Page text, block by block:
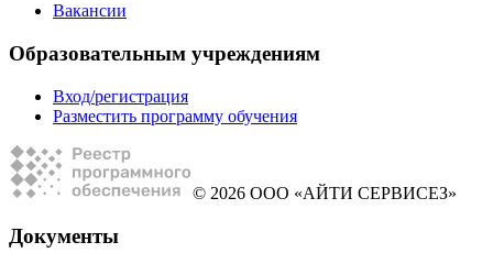
Вакансии
Образовательным учреждениям
Вход/регистрация
Разместить программу обучения
© 2026 ООО «АЙТИ СЕРВИСЕЗ»
Документы